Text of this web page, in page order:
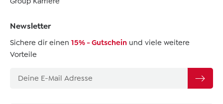
Newsletter
Sichere dir einen 15% - Gutschein und viele weitere
Vorteile